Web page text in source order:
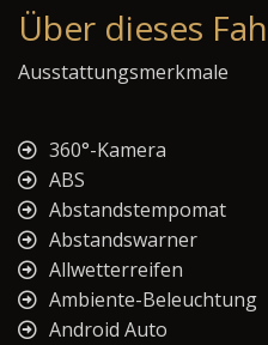
Über dieses
Ausstattungsmerkmale
360°-Kamera
ABS
Abstandstempomat
Abstandswarner
Allwetterreifen
Ambiente-Beleuchtung
Android Auto